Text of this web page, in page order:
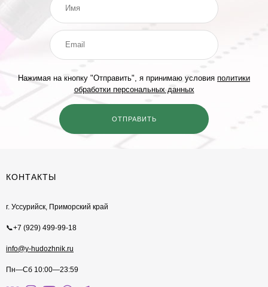
Нажимая на кнопку "Отправить", я принимаю условия политики
обработки персональных данных
КОНТАКТЫ
г. Уссурийск, Приморский край
📞+7 (929) 499-99-18
info@y-hudozhnik.ru
Пн—Сб 10:00—23:59